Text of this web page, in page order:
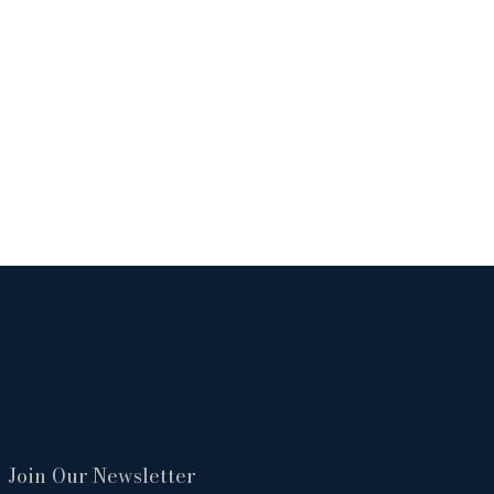
Join Our Newsletter